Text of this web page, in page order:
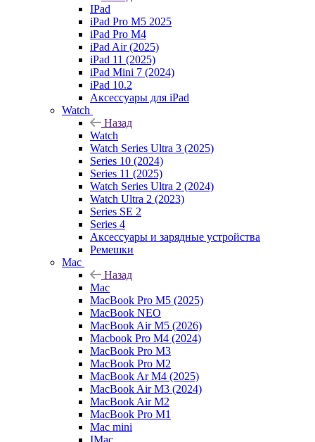
IPad
iPad Pro M5 2025
iPad Pro M4
iPad Air (2025)
iPad 11 (2025)
iPad Mini 7 (2024)
iPad 10.2
Аксессуары для iPad
Watch
Назад
Watch
Watch Series Ultra 3 (2025)
Series 10 (2024)
Series 11 (2025)
Watch Series Ultra 2 (2024)
Watch Ultra 2 (2023)
Series SE 2
Series 4
Аксессуары и зарядные устройства
Ремешки
Mac
Назад
Mac
MacBook Pro M5 (2025)
MacBook NEO
MacBook Air M5 (2026)
Macbook Pro M4 (2024)
MacBook Pro M3
MacBook Pro M2
MacBook Ar M4 (2025)
MacBook Air M3 (2024)
MacBook Air M2
MacBook Pro M1
Mac mini
IMac